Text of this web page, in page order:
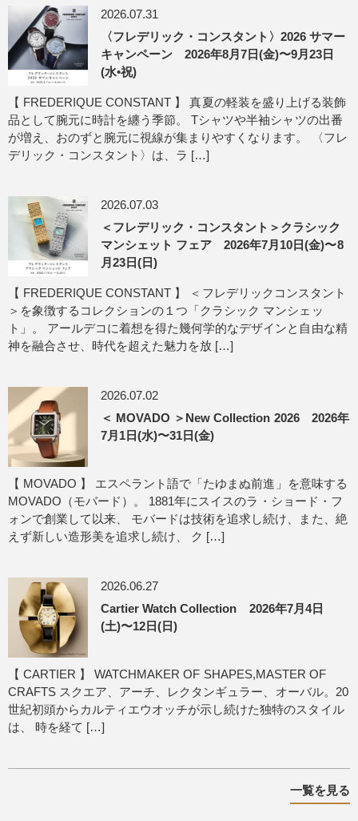
2026.07.31
〈フレデリック・コンスタント〉2026 サマー
キャンペーン 2026年8月7日(金)〜9月23日
(水•祝)
【 FREDERIQUE CONSTANT 】 真夏の軽装を盛り上げる装飾
品として腕元に時計を纏う季節。 Tシャツや半袖シャツの出番
が増え、おのずと腕元に視線が集まりやすくなります。 〈フレ
デリック・コンスタント〉は、ラ […]
2026.07.03
＜フレデリック・コンスタント＞クラシック
マンシェット フェア 2026年7月10日(金)〜8
月23日(日)
【 FREDERIQUE CONSTANT 】 ＜フレデリックコンスタント
＞を象徴するコレクションの１つ「クラシック マンシェッ
ト」。 アールデコに着想を得た幾何学的なデザインと自由な精
神を融合させ、時代を超えた魅力を放 […]
2026.07.02
＜ MOVADO ＞New Collection 2026 2026年
7月1日(水)〜31日(金)
【 MOVADO 】 エスペラント語で「たゆまぬ前進」を意味する
MOVADO（モバード）。 1881年にスイスのラ・ショード・フ
ォンで創業して以来、 モバードは技術を追求し続け、また、絶
えず新しい造形美を追求し続け、 ク […]
2026.06.27
Cartier Watch Collection 2026年7月4日
(土)〜12日(日)
【 CARTIER 】 WATCHMAKER OF SHAPES,MASTER OF
CRAFTS スクエア、アーチ、レクタンギュラー、オーバル。20
世紀初頭からカルティエウオッチが示し続けた独特のスタイル
は、 時を経て […]
一覧を見る